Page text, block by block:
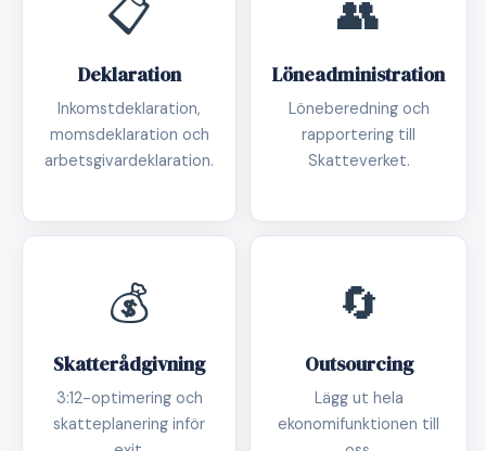
📋
Deklaration
Inkomstdeklaration,
momsdeklaration och
arbetsgivardeklaration.
👥
Löneadministration
Löneberedning och
rapportering till
Skatteverket.
💰
Skatterådgivning
3:12-optimering och
skatteplanering inför
🔄
Outsourcing
Lägg ut hela
ekonomifunktionen till